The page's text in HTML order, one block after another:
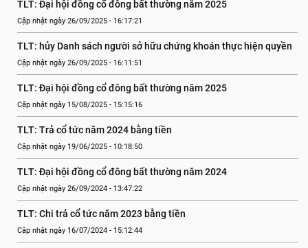
TLT: Đại hội đồng cổ đông bất thường năm 2025
Cập nhật ngày 26/09/2025 - 16:17:21
TLT: hủy Danh sách người sở hữu chứng khoán thực hiện quyền
Cập nhật ngày 26/09/2025 - 16:11:51
TLT: Đại hội đồng cổ đông bất thường năm 2025
Cập nhật ngày 15/08/2025 - 15:15:16
TLT: Trả cổ tức năm 2024 bằng tiền
Cập nhật ngày 19/06/2025 - 10:18:50
TLT: Đại hội đồng cổ đông bất thường năm 2024
Cập nhật ngày 26/09/2024 - 13:47:22
TLT: Chi trả cổ tức năm 2023 bằng tiền
Cập nhật ngày 16/07/2024 - 15:12:44